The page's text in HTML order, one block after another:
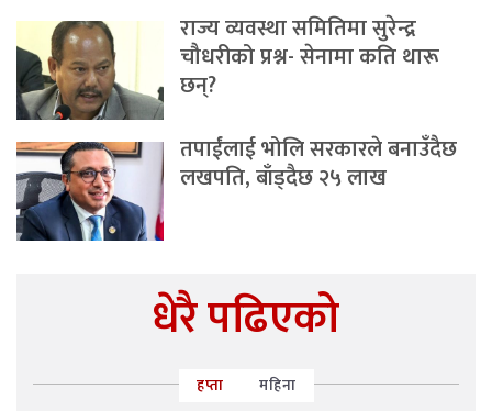
राज्य व्यवस्था समितिमा सुरेन्द्र
चौधरीको प्रश्न- सेनामा कति थारू
छन्?
तपाईंलाई भोलि सरकारले बनाउँदैछ
लखपति, बाँड्दैछ २५ लाख
धेरै पढिएको
हप्ता महिना